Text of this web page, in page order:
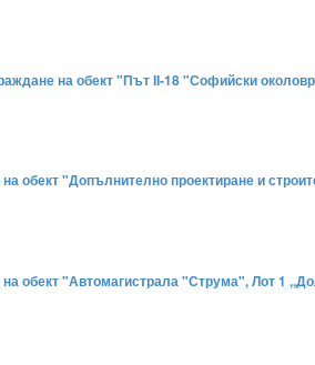
на обект "Път ІІ-18 "Софийски
обект "Допълнително проектиране и
обект "Автомагистрала "Струма", Лот 1